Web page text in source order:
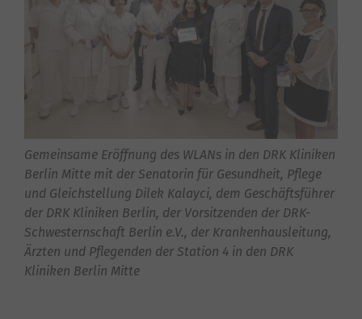
Gemeinsame Eröffnung des WLANs in den DRK Kliniken
Berlin Mitte mit der Senatorin für Gesundheit, Pflege
und Gleichstellung Dilek Kalayci, dem Geschäftsführer
der DRK Kliniken Berlin, der Vorsitzenden der DRK-
Schwesternschaft Berlin e.V., der Krankenhausleitung,
Ärzten und Pflegenden der Station 4 in den DRK
Kliniken Berlin Mitte